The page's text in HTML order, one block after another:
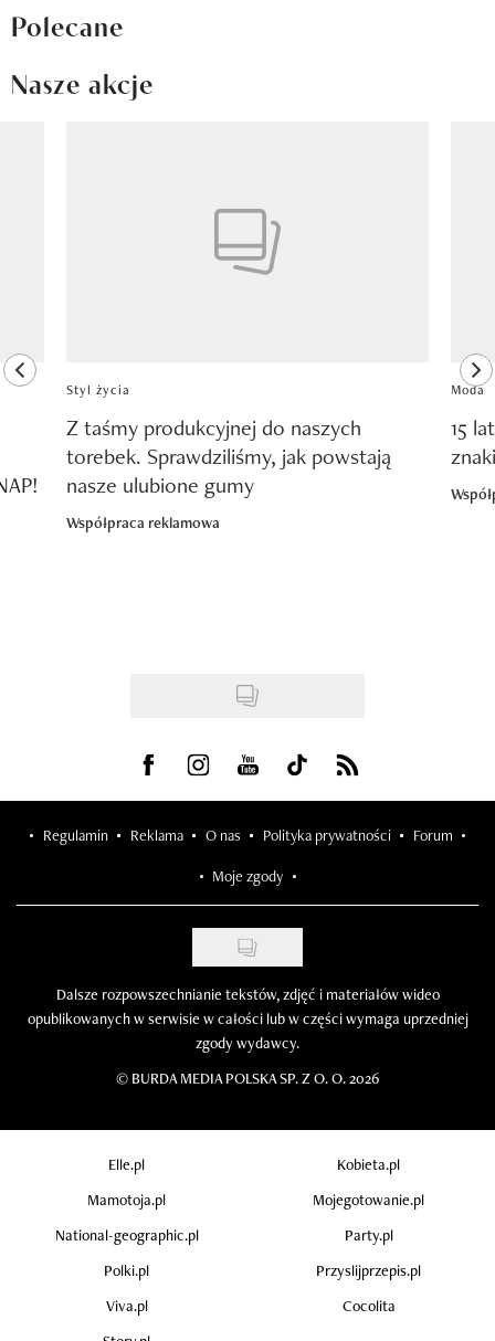
Polecane
Nasze akcje
previous element
Styl życia
Z taśmy produkcyjnej do naszych
torebek. Sprawdziliśmy, jak powstają
nasze ulubione gumy
Współpraca reklamowa
Moda
15
Visit us on Facebook
Visit us on Instagram
Visit us on Youtube
Visit us on Tiktok
Visit us on Rss
Regulamin Reklama O nas Polityka prywatności Forum
Moje zgody
Dalsze rozpowszechnianie tekstów, zdjęć i materiałów wideo
opublikowanych w serwisie w całości lub w części wymaga uprzedniej
zgody wydawcy.
© BURDA MEDIA POLSKA SP. Z O. O. 2026
Elle.pl
Kobieta.pl
Mamotoja.pl
Mojegotowanie.pl
National-geographic.pl
Party.pl
Polki.pl
Przyslijprzepis.pl
Viva.pl
Cocolita